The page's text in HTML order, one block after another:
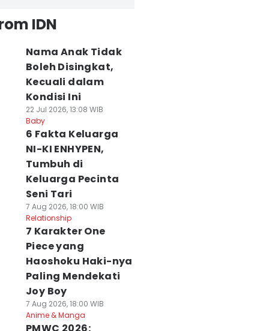
IDN
Nama Anak Tidak
Boleh Disingkat,
Kecuali dalam
Kondisi Ini
22 Jul 2026, 13:08 WIB
Baby
6 Fakta Keluarga
NI-KI ENHYPEN,
Tumbuh di
Keluarga Pecinta
Seni Tari
7 Aug 2026, 18:00 WIB
Relationship
7 Karakter One
Piece yang
Haoshoku Haki-nya
Paling Mendekati
Joy Boy
7 Aug 2026, 18:00 WIB
Anime & Manga